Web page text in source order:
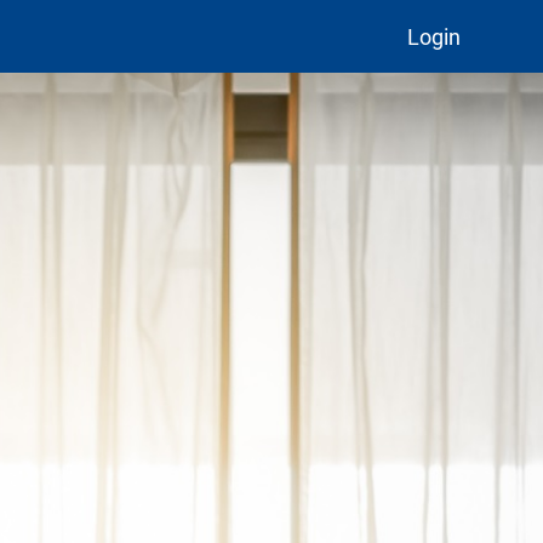
Login